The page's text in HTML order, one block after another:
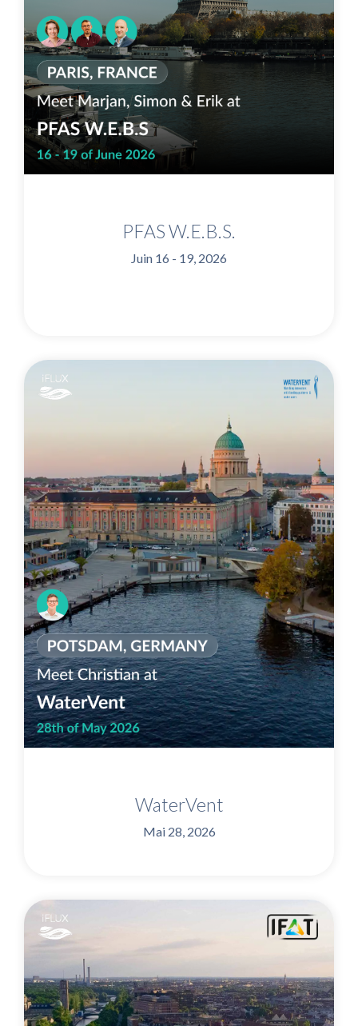
PFAS W.E.B.S.
Juin 16 - 19, 2026
WaterVent
Mai 28, 2026